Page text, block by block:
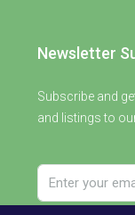
Newsletter
Subscribe and
and listings to